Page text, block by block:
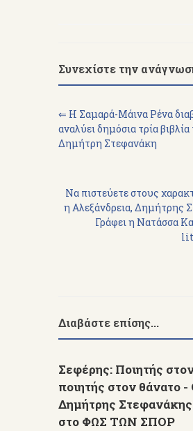
Συνεχίστε την
⇐ Η Σαμαρά-Μάινα Ρένα
αναλύει δημόσια τρία βιβλία
Δημήτρη Στεφανάκη
Να πιστεύετε στους
η Αλεξάνδρεια, Δημήτρης
Γράφει η Νατάσσα
Διαβάστε επίσης...
Σεφέρης: Ποιητής
ποιητής στον θάνατο -
Δημήτρης
στο ΦΩΣ ΤΩΝ ΣΠΟΡ